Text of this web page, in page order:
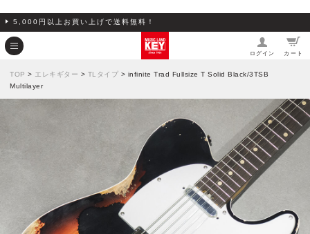
5,000円以上お買い上げで送料無料！
ログイン カート
TOP > エレキギター > TLタイプ > infinite Trad Fullsize T Solid Black/3TSB
Multilayer